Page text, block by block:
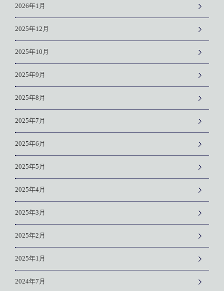
2026年1月
2025年12月
2025年10月
2025年9月
2025年8月
2025年7月
2025年6月
2025年5月
2025年4月
2025年3月
2025年2月
2025年1月
2024年7月